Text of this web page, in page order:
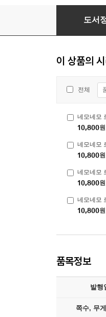
네모네모 로
도서
이 상품의
전체
네모네모
10,800원
네모네모
10,800원
네모네모
10,800원
네모네모
10,800원
품목정보
발행
쪽수, 무